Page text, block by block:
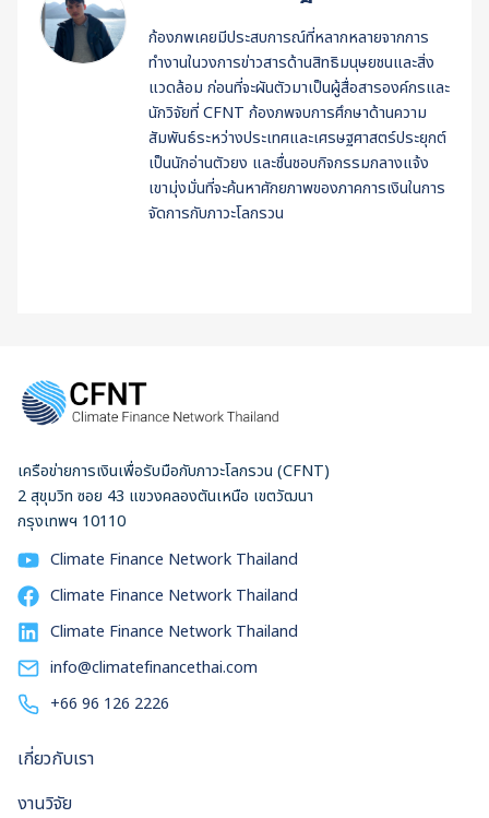
ก้องภพเคยมีประสบการณ์ที่หลากหลายจากการ
ทำงานในวงการข่าวสารด้านสิทธิมนุษยชนและสิ่ง
แวดล้อม ก่อนที่จะผันตัวมาเป็นผู้สื่อสารองค์กรและ
นักวิจัยที่ CFNT ก้องภพจบการศึกษาด้านความ
สัมพันธ์ระหว่างประเทศและเศรษฐศาสตร์ประยุกต์
เป็นนักอ่านตัวยง และชื่นชอบกิจกรรมกลางแจ้ง
เขามุ่งมั่นที่จะค้นหาศักยภาพของภาคการเงินในการ
จัดการกับภาวะโลกรวน
เครือข่ายการเงินเพื่อรับมือกับภาวะโลกรวน (CFNT)
2 สุขุมวิท ซอย 43 แขวงคลองตันเหนือ เขตวัฒนา
กรุงเทพฯ 10110
Climate Finance Network Thailand
Climate Finance Network Thailand
Climate Finance Network Thailand
info@climatefinancethai.com
+66 96 126 2226
เกี่ยวกับเรา
งานวิจัย